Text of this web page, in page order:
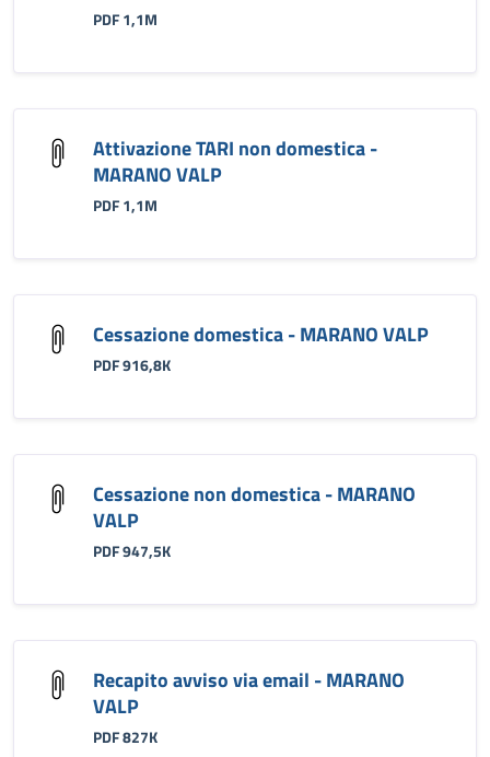
PDF 1,1M
Attivazione TARI non domestica -
MARANO VALP
PDF 1,1M
Cessazione domestica - MARANO VALP
PDF 916,8K
Cessazione non domestica - MARANO
VALP
PDF 947,5K
Recapito avviso via email - MARANO
VALP
PDF 827K